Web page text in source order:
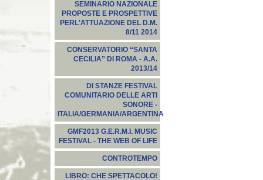
SEMINARIO NAZIONALE
PROPOSTE E PROSPETTIVE
PERL'ATTUAZIONE DEL D.M.
8/11 2014
CONSERVATORIO “SANTA
CECILIA” DI ROMA - A.A.
2013/14
DI STANZE FESTIVAL
COMUNITARIO DELLE ARTI
SONORE -
ITALIA/GERMANIA/ARGENTINA
GMF2013 G.E.R.M.I. MUSIC
FESTIVAL - THE WEB OF LIFE
CONTROTEMPO
LIBRO: CHE SPETTACOLO!